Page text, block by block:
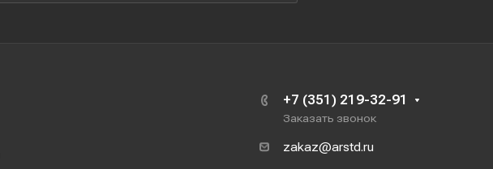
+7 (351) 219-32-91
Заказать звонок
zakaz@arstd.ru